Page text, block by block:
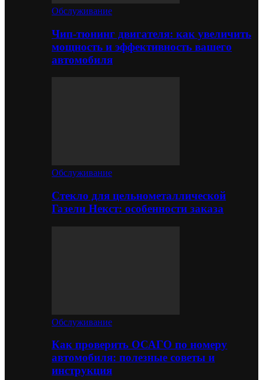
Обслуживание
Чип-тюнинг двигателя: как увеличить
мощность и эффективность вашего
автомобиля
Обслуживание
Стекло для цельнометаллической
Газели Некст: особенности заказа
Обслуживание
Как проверить ОСАГО по номеру
автомобиля: полезные советы и
инструкция